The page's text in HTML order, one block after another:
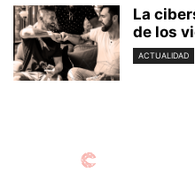
La
de los
ACTUALIDAD